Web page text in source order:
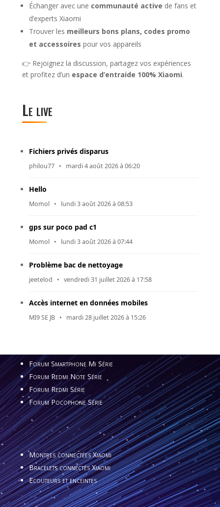
Échanger avec une communauté active de fans et
d’experts Xiaomi
Trouver les meilleurs bons plans, codes promo
et accessoires pour vos appareils
👉 Rejoignez la discussion, partagez vos expériences
et profitez d’un espace d’entraide 100% Xiaomi.
Le live
Fichiers privés disparus
philou77 • mardi 4 août 2026 à 06:20
Hello
Momol • lundi 3 août 2026 à 08:53
gps sur poco pad c1
Momol • lundi 3 août 2026 à 07:44
Problème bac de nettoyage
jeetelod • vendredi 31 juillet 2026 à 17:58
Accès internet en données mobiles
MI9 SE JB • mardi 28 juillet 2026 à 15:26
Forum Smartphone Mi Série
Forum Redmi Note Série
Forum Redmi Série
Forum Pocophone Série
Montres connectées Xiaomi
Bracelets connectés Xiaomi
Ecouteurs et enceintes